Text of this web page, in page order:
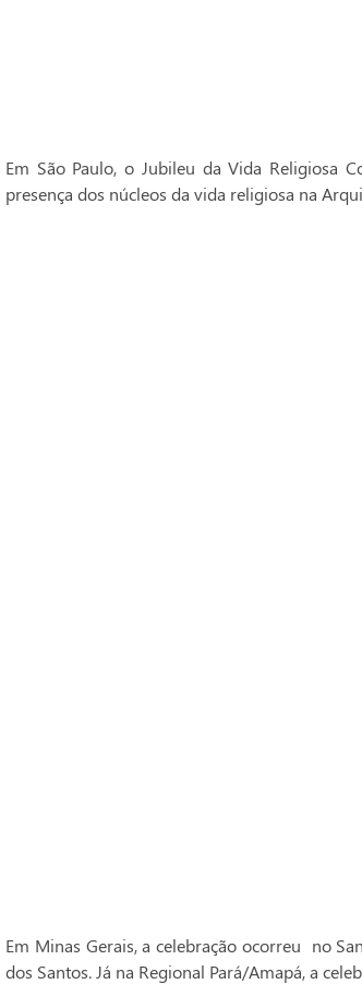
Em São Paulo, o Jubileu da Vida Religiosa
presença dos núcleos da vida religiosa na
Em Minas Gerais, a celebração ocorreu no
dos Santos. Já na Regional Pará/Amapá, a